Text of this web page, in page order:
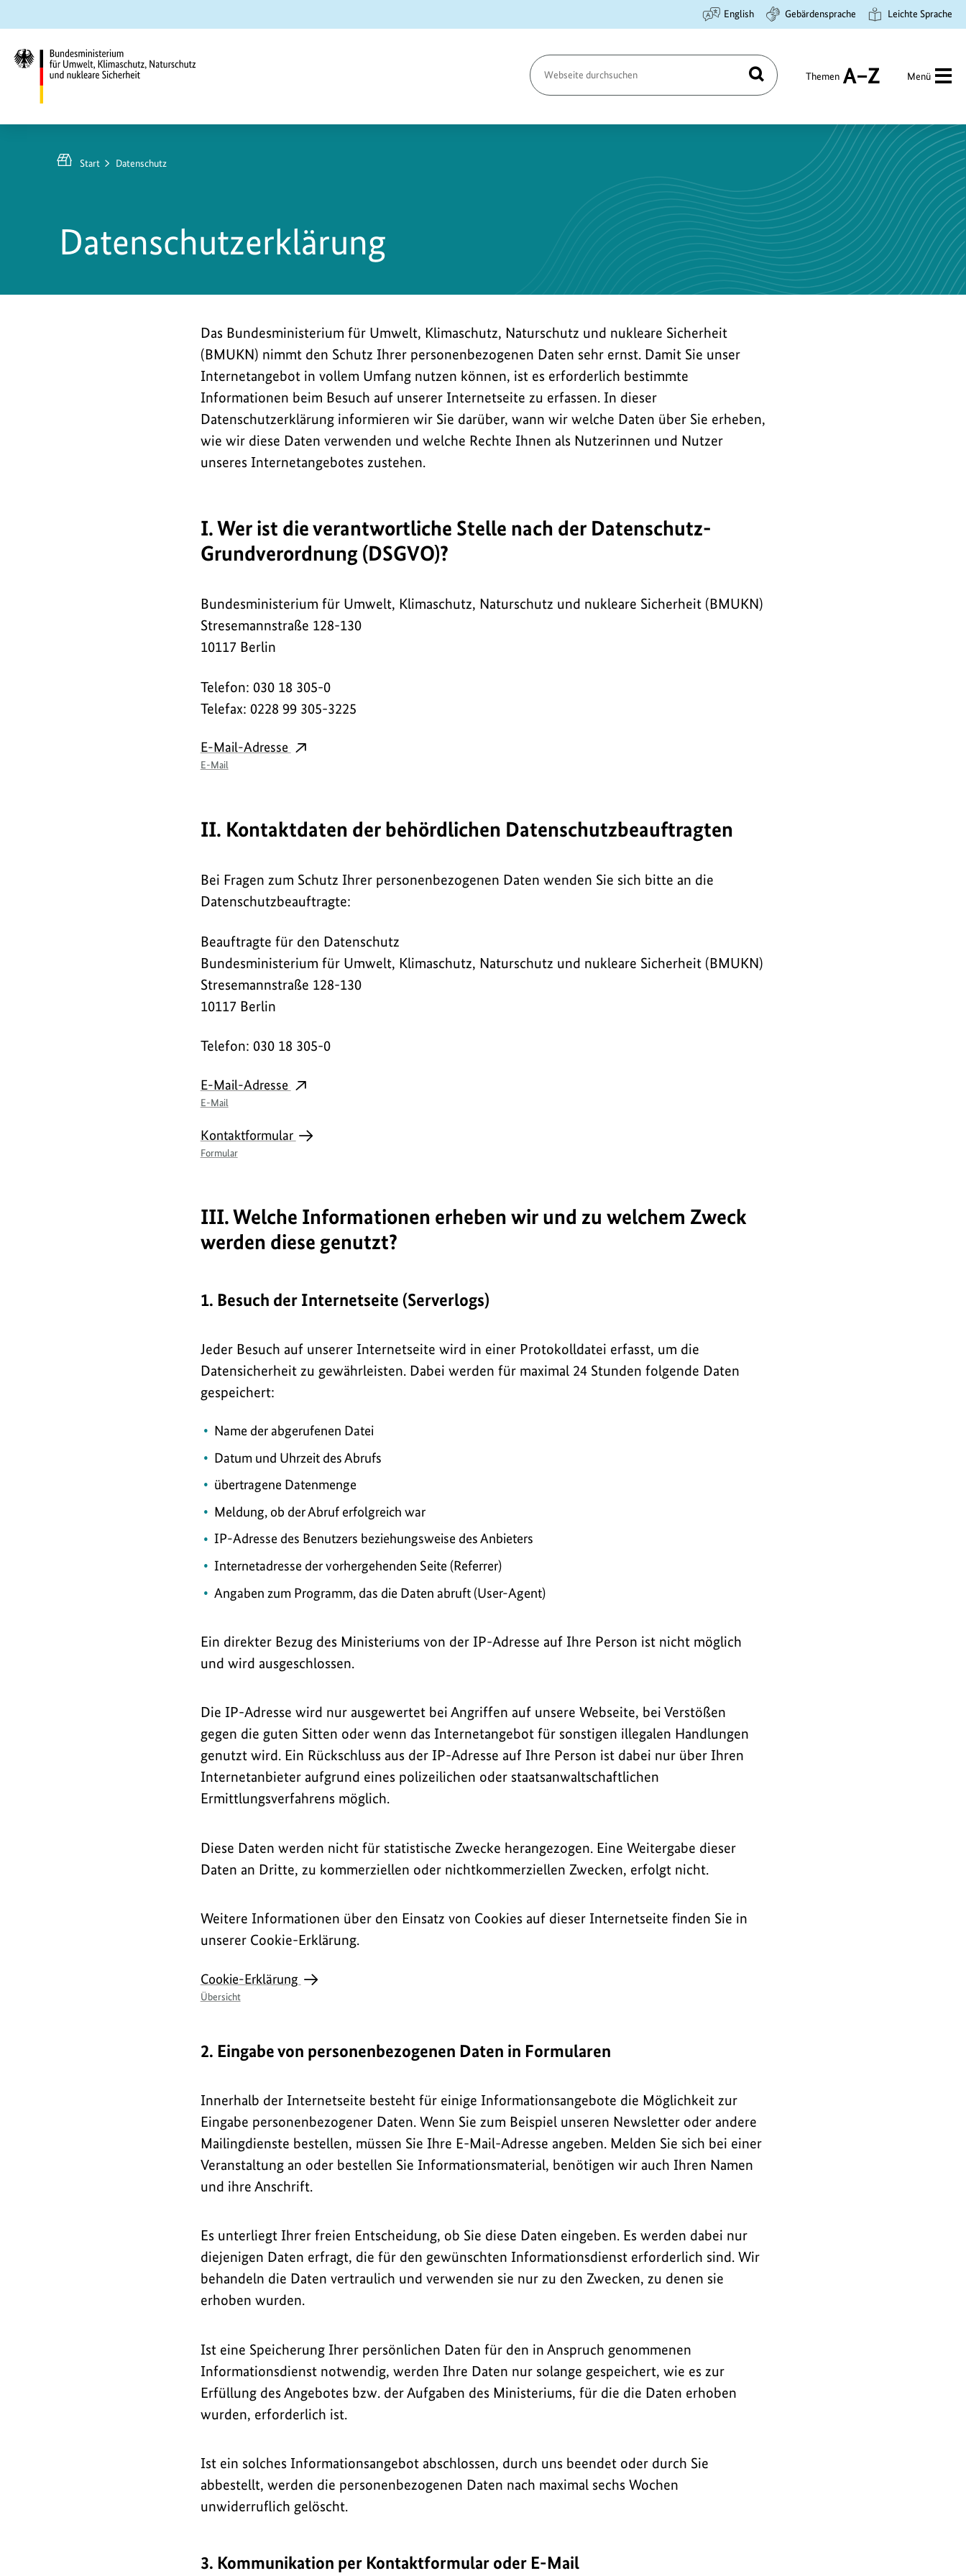
Hauptinhalt
springen
Suche
springen
Hauptnavigation
springen
English Gebärdensprache Leichte Sprache
Umwelt,
Klimaschutz,
Sicherheit
Seite
durchsuchen
Suchen Themen
A
Menü
Start Datenschutz
Datenschutzerklärung
Das Bundesministerium für Umwelt, Klimaschutz, Naturschutz und nukleare Sicherheit
(BMUKN) nimmt den Schutz Ihrer personenbezogenen Daten sehr ernst. Damit Sie unser
Internetangebot in vollem Umfang nutzen können, ist es erforderlich bestimmte
Informationen beim Besuch auf unserer Internetseite zu erfassen. In dieser
Datenschutzerklärung informieren wir Sie darüber, wann wir welche Daten über Sie erheben,
wie wir diese Daten verwenden und welche Rechte Ihnen als Nutzerinnen und Nutzer
unseres Internetangebotes zustehen.
I. Wer ist die verantwortliche Stelle nach der Datenschutz-
Grundverordnung (DSGVO)?
Bundesministerium für Umwelt, Klimaschutz, Naturschutz und nukleare Sicherheit (BMUKN)
Stresemannstraße 128-130
10117 Berlin
Telefon: 030 18 305-0
Telefax: 0228 99 305-3225
Link
E-Mail-Adresse
E-Mail
II. Kontaktdaten der behördlichen Datenschutzbeauftragten
Bei Fragen zum Schutz Ihrer personenbezogenen Daten wenden Sie sich bitte an die
Datenschutzbeauftragte:
Beauftragte für den Datenschutz
Bundesministerium für Umwelt, Klimaschutz, Naturschutz und nukleare Sicherheit (BMUKN)
Stresemannstraße 128-130
10117 Berlin
Telefon: 030 18 305-0
E-Mail-Adresse
E-Mail
Link
Kontaktformular
Formular
III. Welche Informationen erheben wir und zu welchem Zweck
werden diese genutzt?
1. Besuch der Internetseite (Serverlogs)
Jeder Besuch auf unserer Internetseite wird in einer Protokolldatei erfasst, um die
Datensicherheit zu gewährleisten. Dabei werden für maximal 24 Stunden folgende Daten
gespeichert:
Name der abgerufenen Datei
Datum und Uhrzeit des Abrufs
übertragene Datenmenge
Meldung, ob der Abruf erfolgreich war
IP-Adresse des Benutzers beziehungsweise des Anbieters
Internetadresse der vorhergehenden Seite (Referrer)
Angaben zum Programm, das die Daten abruft (User-Agent)
Ein direkter Bezug des Ministeriums von der IP-Adresse auf Ihre Person ist nicht möglich
und wird ausgeschlossen.
Die IP-Adresse wird nur ausgewertet bei Angriffen auf unsere Webseite, bei Verstößen
gegen die guten Sitten oder wenn das Internetangebot für sonstigen illegalen Handlungen
genutzt wird. Ein Rückschluss aus der IP-Adresse auf Ihre Person ist dabei nur über Ihren
Internetanbieter aufgrund eines polizeilichen oder staatsanwaltschaftlichen
Ermittlungsverfahrens möglich.
Diese Daten werden nicht für statistische Zwecke herangezogen. Eine Weitergabe dieser
Daten an Dritte, zu kommerziellen oder nichtkommerziellen Zwecken, erfolgt nicht.
Weitere Informationen über den Einsatz von Cookies auf dieser Internetseite finden Sie in
unserer Cookie-Erklärung.
Cookie-Erklärung
Übersicht
2. Eingabe von personenbezogenen Daten in Formularen
Innerhalb der Internetseite besteht für einige Informationsangebote die Möglichkeit zur
Eingabe personenbezogener Daten. Wenn Sie zum Beispiel unseren Newsletter oder andere
Mailingdienste bestellen, müssen Sie Ihre E-Mail-Adresse angeben. Melden Sie sich bei einer
Veranstaltung an oder bestellen Sie Informationsmaterial, benötigen wir auch Ihren Namen
und ihre Anschrift.
Es unterliegt Ihrer freien Entscheidung, ob Sie diese Daten eingeben. Es werden dabei nur
diejenigen Daten erfragt, die für den gewünschten Informationsdienst erforderlich sind. Wir
behandeln die Daten vertraulich und verwenden sie nur zu den Zwecken, zu denen sie
erhoben wurden.
Ist eine Speicherung Ihrer persönlichen Daten für den in Anspruch genommenen
Informationsdienst notwendig, werden Ihre Daten nur solange gespeichert, wie es zur
Erfüllung des Angebotes bzw. der Aufgaben des Ministeriums, für die die Daten erhoben
wurden, erforderlich ist.
Ist ein solches Informationsangebot abschlossen, durch uns beendet oder durch Sie
abbestellt, werden die personenbezogenen Daten nach maximal sechs Wochen
unwiderruflich gelöscht.
3. Kommunikation per Kontaktformular oder E-Mail